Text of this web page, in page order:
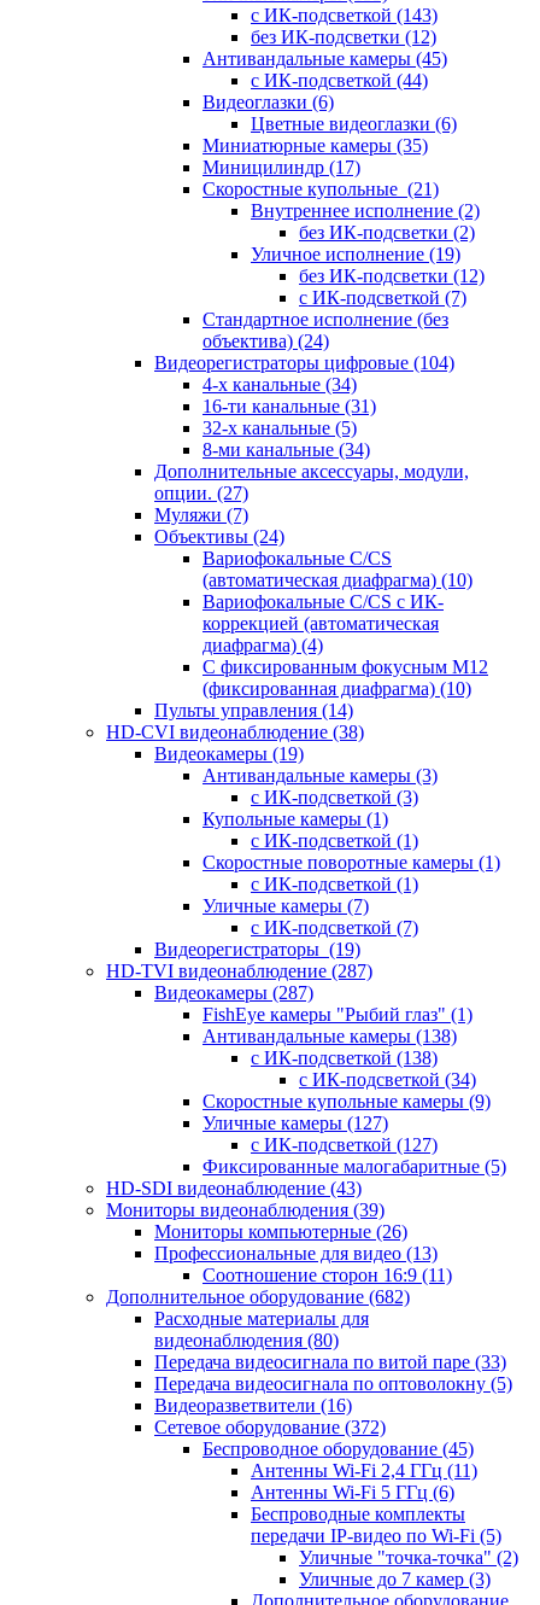
с ИК-подсветкой (143)
без ИК-подсветки (12)
Антивандальные камеры (45)
с ИК-подсветкой (44)
Видеоглазки (6)
Цветные видеоглазки (6)
Миниатюрные камеры (35)
Миницилиндр (17)
Скоростные купольные (21)
Внутреннее исполнение (2)
без ИК-подсветки (2)
Уличное исполнение (19)
без ИК-подсветки (12)
с ИК-подсветкой (7)
Стандартное исполнение (без
объектива) (24)
Видеорегистраторы цифровые (104)
4-х канальные (34)
16-ти канальные (31)
32-х канальные (5)
8-ми канальные (34)
Дополнительные аксессуары, модули,
опции. (27)
Муляжи (7)
Объективы (24)
Вариофокальные C/CS
(автоматическая диафрагма) (10)
Вариофокальные C/CS с ИК-
коррекцией (автоматическая
диафрагма) (4)
С фиксированным фокусным М12
(фиксированная диафрагма) (10)
Пульты управления (14)
HD-CVI видеонаблюдение (38)
Видеокамеры (19)
Антивандальные камеры (3)
с ИК-подсветкой (3)
Купольные камеры (1)
с ИК-подсветкой (1)
Скоростные поворотные камеры (1)
с ИК-подсветкой (1)
Уличные камеры (7)
с ИК-подсветкой (7)
Видеорегистраторы (19)
HD-TVI видеонаблюдение (287)
Видеокамеры (287)
FishEye камеры "Рыбий глаз" (1)
Антивандальные камеры (138)
с ИК-подсветкой (138)
с ИК-подсветкой (34)
Скоростные купольные камеры (9)
Уличные камеры (127)
с ИК-подсветкой (127)
Фиксированные малогабаритные (5)
HD-SDI видеонаблюдение (43)
Мониторы видеонаблюдения (39)
Мониторы компьютерные (26)
Профессиональные для видео (13)
Соотношение сторон 16:9 (11)
Дополнительное оборудование (682)
Расходные материалы для
видеонаблюдения (80)
Передача видеосигнала по витой паре (33)
Передача видеосигнала по оптоволокну (5)
Видеоразветвители (16)
Сетевое оборудование (372)
Беспроводное оборудование (45)
Антенны Wi-Fi 2,4 ГГц (11)
Антенны Wi-Fi 5 ГГц (6)
Беспроводные комплекты
передачи IP-видео по Wi-Fi (5)
Уличные "точка-точка" (2)
Уличные до 7 камер (3)
Дополнительное оборудование